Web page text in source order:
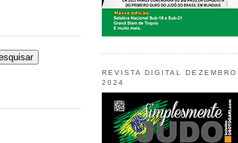
REVISTA DIGITAL DEZEMBRO
2024